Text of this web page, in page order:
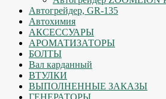
Автогрейдер, GR-135
Автохимия
АКСЕССУАРЫ
АРОМАТИЗАТОРЫ
БОЛТЫ
Вал карданный
ВТУЛКИ
ВЫПОЛНЕННЫЕ ЗАКАЗЫ
ГЕНЕРАТОРЫ